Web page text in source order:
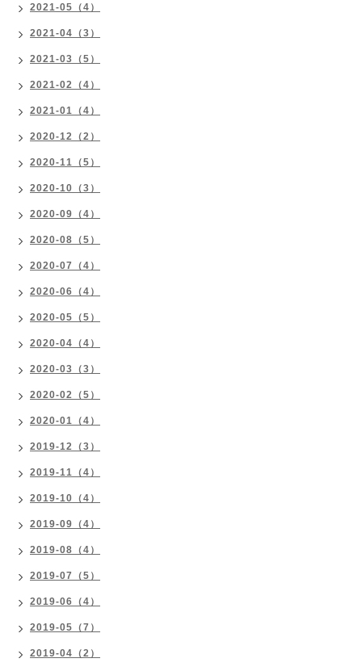
2021-05（4）
2021-04（3）
2021-03（5）
2021-02（4）
2021-01（4）
2020-12（2）
2020-11（5）
2020-10（3）
2020-09（4）
2020-08（5）
2020-07（4）
2020-06（4）
2020-05（5）
2020-04（4）
2020-03（3）
2020-02（5）
2020-01（4）
2019-12（3）
2019-11（4）
2019-10（4）
2019-09（4）
2019-08（4）
2019-07（5）
2019-06（4）
2019-05（7）
2019-04（2）